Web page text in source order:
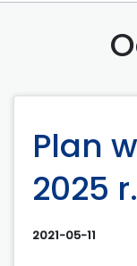
Plan
2025 r.
2021-05-11